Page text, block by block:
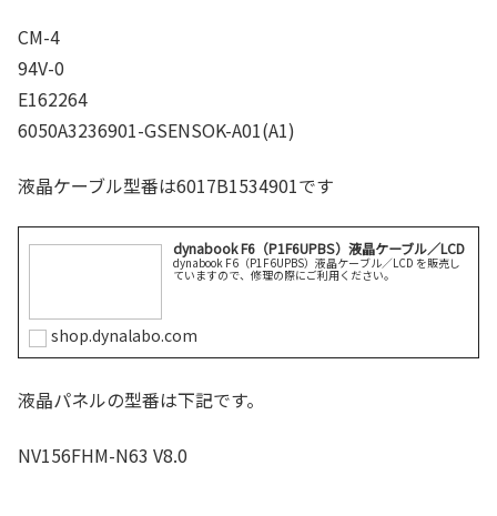
CM-4
94V-0
E162264
6050A3236901-GSENSOK-A01(A1)
液晶ケーブル型番は6017B1534901です
dynabook F6（P1F6UPBS）液晶ケーブル／LCD
dynabook F6（P1F6UPBS）液晶ケーブル／LCD を販売し
ていますので、修理の際にご利用ください。
shop.dynalabo.com
液晶パネルの型番は下記です。
NV156FHM-N63 V8.0